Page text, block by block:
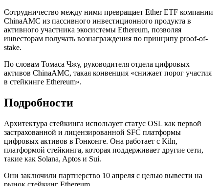
Сотрудничество между ними превращает Ether ETF компании
ChinaAMC из пассивного инвестиционного продукта в
активного участника экосистемы Ethereum, позволяя
инвесторам получать вознаграждения по принципу proof-of-
stake.
По словам Томаса Чжу, руководителя отдела цифровых
активов ChinaAMC, такая конвенция «снижает порог участия
в стейкинге Ethereum».
Подробности
Архитектура стейкинга использует статус OSL как первой
застрахованной и лицензированной SFC платформы
цифровых активов в Гонконге. Она работает с Kiln,
платформой стейкинга, которая поддерживает другие сети,
такие как Solana, Aptos и Sui.
Они заключили партнерство 10 апреля с целью вывести на
рынок стейкинг Ethereum.